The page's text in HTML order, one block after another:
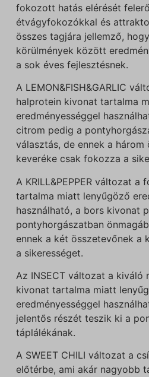
fokozott hatás elérését
étvágyfokozókkal és
összes tagjára jellemző,
körülmények között
a sok éves fejlesztésnek.
A LEMON&FISH&GARLIC
halprotein kivonat tartalma
eredményességgel
citrom pedig a
választás, de ennek a három
keveréke csak fokozza a
A KRILL&PEPPER változat
tartalma miatt lenyűgöző
használható, a bors kivonat
pontyhorgászatban
ennek a két összetevőnek a
a sikerességet.
Az INSECT változat a kiváló
kivonat tartalma miatt
eredményességgel
jelentős részét teszik ki a
táplálékának.
A SWEET CHILI változat a
előtérbe, ami akár nagyobb